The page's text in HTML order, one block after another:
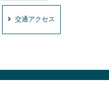
交通アクセス